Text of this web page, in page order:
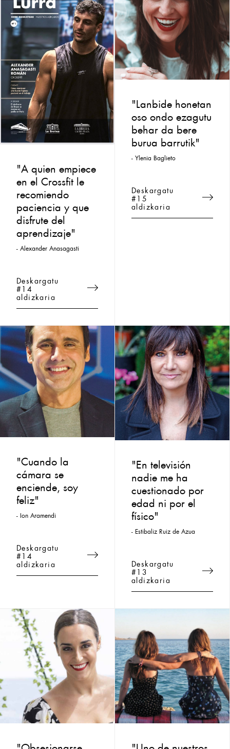
"A quien empiece
en el Crossfit le
recomiendo
paciencia y que
disfrute del
aprendizaje"
- Alexander Anasagasti
Deskargatu
#14
aldizkaria
"Lanbide honetan
oso ondo ezagutu
behar da bere
burua barrutik"
- Ylenia Baglieto
Deskargatu
#15
aldizkaria
"Cuando la
cámara se
enciende, soy
feliz"
- Ion Aramendi
Deskargatu
#14
aldizkaria
"En televisión
nadie me ha
cuestionado por
edad ni por el
físico"
- Estibaliz Ruiz de Azua
Deskargatu
#13
aldizkaria
"Obsesionarse "Uno de nuestros